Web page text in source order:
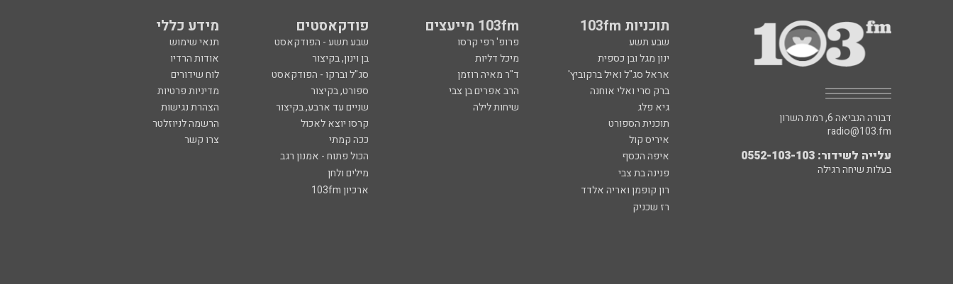
תוכניות 103fm 103fm מייעצים פודקאסטים מידע כללי
שבע תשע פרופ' רפי קרסו שבע תשע - הפודקאסט
תנאי שימוש
ינון מגל ובן כספית
מיכל דליות בן וינון, בקיצור
אודות הרדיו
אראל סג"ל ואיל ברקוביץ'
ד"ר מאיה רוזמן סג"ל וברקו - הפודקאסט
לוח שידורים
ברק סרי ואלי אוחנה
הרב אפרים בן צבי ספורט, בקיצור
מדיניות פרטיות
גיא פלג
שיחות לילה שניים עד ארבע, בקיצור
הצהרת נגישות
תוכנית הספורט
קרסו יוצא לאכול
הרשמה לניוזלטר
איריס קול
ככה קמתי
צרו קשר
איפה הכסף
הכול פתוח - אמנון רגב
פנינה בת צבי
מילים ולחן
רון קופמן ואריה אלדד
ארכיון 103fm
רז שכניק
דבורה הנביאה 6, רמת השרון
radio@103.fm
עלייה לשידור: 0552-103-103
בעלות שיחה רגילה